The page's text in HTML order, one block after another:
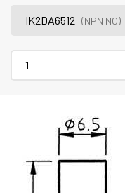
IK2DA6512(NPN NO)